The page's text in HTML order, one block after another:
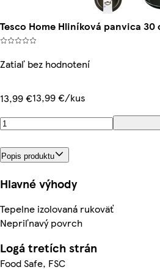
Tesco Home Hliníková panvica 30
Zatiaľ bez hodnotení
13,99 €13,99 €/kus
Popis produktu
Hlavné výhody
Tepelne izolovaná rukoväť
Nepriľnavý povrch
Logá tretích strán
Food Safe, FSC